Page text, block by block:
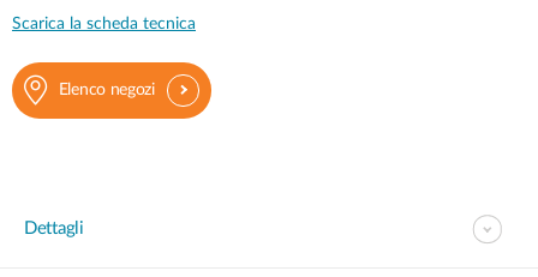
Scarica la scheda tecnica
Elenco negozi
Dettagli